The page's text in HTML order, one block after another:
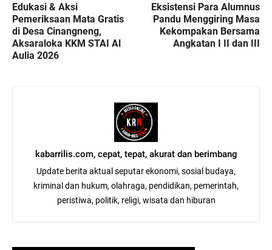
Edukasi & Aksi
Pemeriksaan Mata Gratis
di Desa Cinangneng,
Aksaraloka KKM STAI Al
Aulia 2026
Eksistensi Para Alumnus
Pandu Menggiring Masa
Kekompakan Bersama
Angkatan I II dan III
kabarrilis.com, cepat, tepat, akurat dan berimbang
Update berita aktual seputar ekonomi, sosial budaya,
kriminal dan hukum, olahraga, pendidikan, pemerintah,
peristiwa, politik, religi, wisata dan hiburan